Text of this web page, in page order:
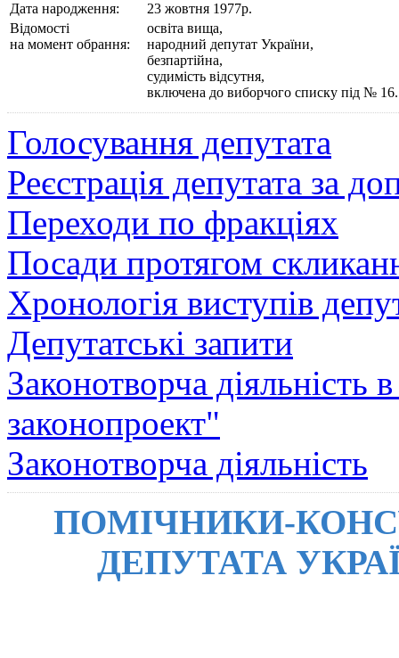
Дата народження:
23 жовтня 1977р.
Відомості
на момент обрання:
освіта вища,
народний депутат України,
безпартійнa,
судимість відсутня,
включена до виборчого списку під № 16.
Голосування депутата
Реєстрація депутата за
Переходи по фракціях
Посади протягом
Хронологія виступів
Депутатські запити
Законотворча діяльність
законопроект"
Законотворча діяльність
ПОМІЧНИКИ-
ДЕПУТАТА